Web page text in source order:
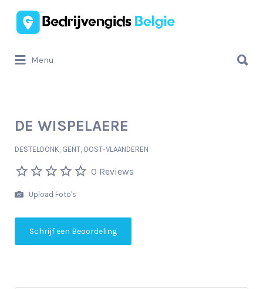
Zoek
naar:
Menu
naar:
DE WISPELAERE
DESTELDONK, GENT, OOST-VLAANDEREN
0 Reviews
Upload Foto's
Schrijf een Beoordeling